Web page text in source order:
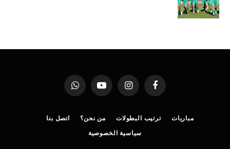
فيسبوك الانستغراميوتيوب واتساب
مباريات ترتيب البطولات من نحن؟
اتصل بنا
سياسية الخصوصية